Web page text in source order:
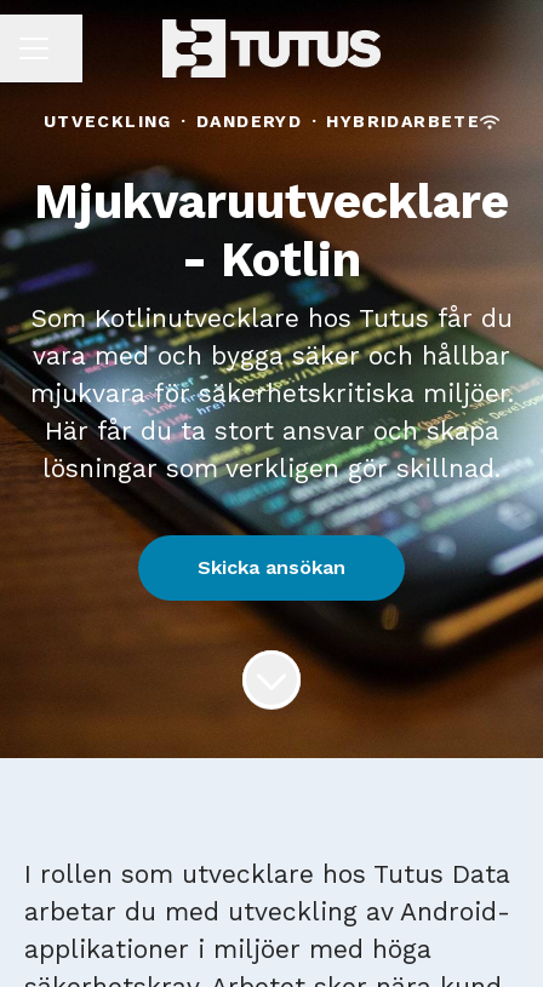
UTVECKLING · DANDERYD · HYBRIDARBETE
Mjukvaruutvecklare
- Kotlin
Som Kotlinutvecklare hos Tutus får du
vara med och bygga säker och hållbar
mjukvara för säkerhetskritiska miljöer.
Här får du ta stort ansvar och skapa
lösningar som verkligen gör skillnad.
Skicka ansökan
I rollen som utvecklare hos Tutus Data
arbetar du med utveckling av Android-
applikationer i miljöer med höga